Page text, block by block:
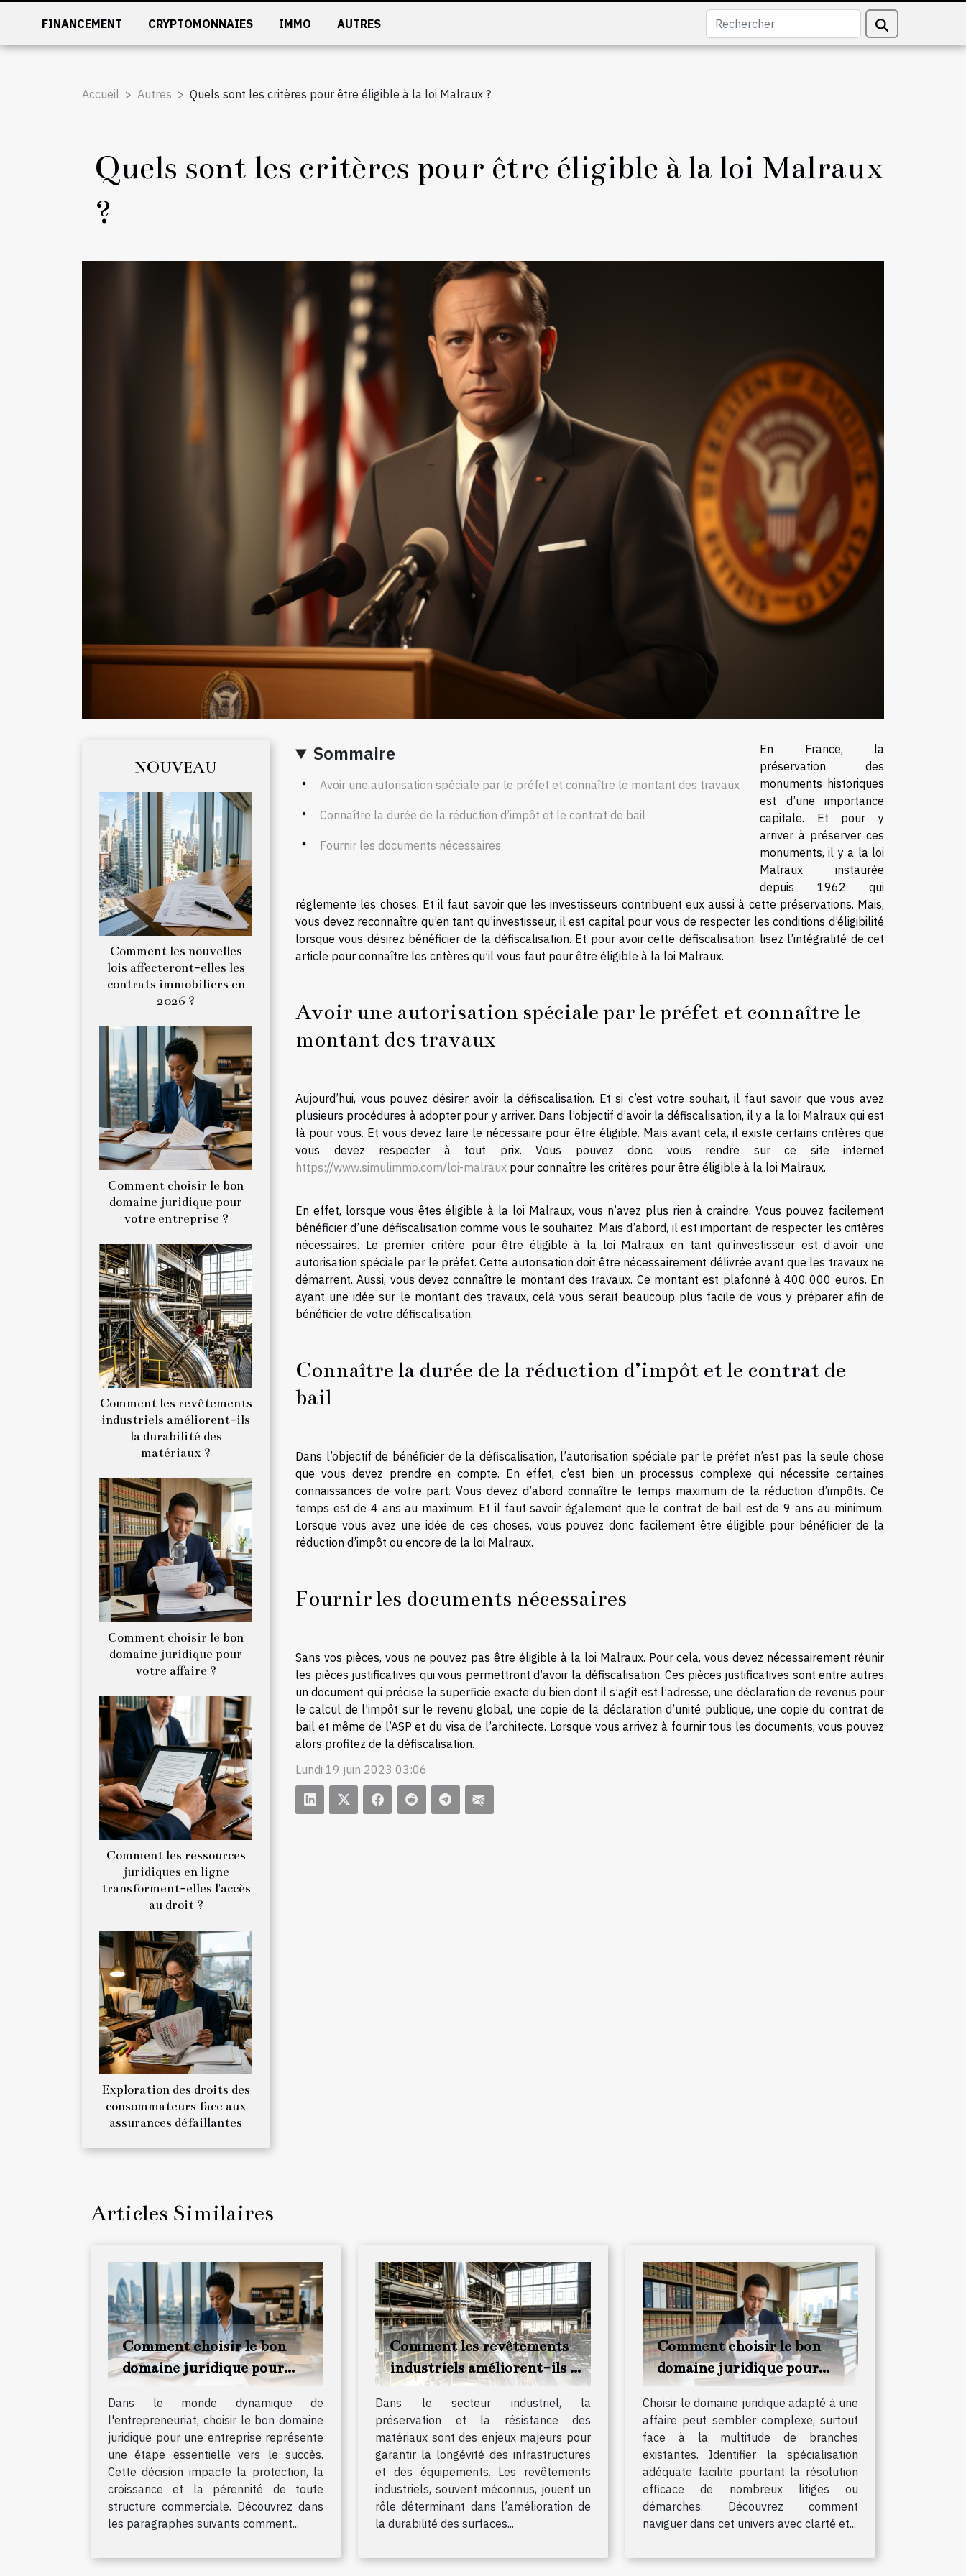
FINANCEMENT CRYPTOMONNAIES IMMO AUTRES
Accueil Autres Quels sont les critères pour être éligible à la loi Malraux ?
Quels sont les critères pour être éligible à la loi Malraux
?
NOUVEAU
Comment les nouvelles
lois affecteront-elles les
contrats immobiliers en
2026 ?
Comment choisir le bon
domaine juridique pour
votre entreprise ?
Comment les revêtements
industriels améliorent-ils
la durabilité des
matériaux ?
Comment choisir le bon
domaine juridique pour
votre affaire ?
Comment les ressources
juridiques en ligne
transforment-elles l'accès
au droit ?
Exploration des droits des
consommateurs face aux
assurances défaillantes
Sommaire
Avoir une autorisation spéciale par le préfet et connaître le montant des travaux
Connaître la durée de la réduction d’impôt et le contrat de bail
Fournir les documents nécessaires
En France, la
préservation des
monuments historiques
est d’une importance
capitale. Et pour y
arriver à préserver ces
monuments, il y a la loi
Malraux instaurée
depuis 1962 qui
réglemente les choses. Et il faut savoir que les investisseurs contribuent eux aussi à cette préservations. Mais,
vous devez reconnaître qu’en tant qu’investisseur, il est capital pour vous de respecter les conditions d’éligibilité
lorsque vous désirez bénéficier de la défiscalisation. Et pour avoir cette défiscalisation, lisez l’intégralité de cet
article pour connaître les critères qu’il vous faut pour être éligible à la loi Malraux.
Avoir une autorisation spéciale par le préfet et connaître le
montant des travaux
Aujourd’hui, vous pouvez désirer avoir la défiscalisation. Et si c’est votre souhait, il faut savoir que vous avez
plusieurs procédures à adopter pour y arriver. Dans l’objectif d’avoir la défiscalisation, il y a la loi Malraux qui est
là pour vous. Et vous devez faire le nécessaire pour être éligible. Mais avant cela, il existe certains critères que
vous devez respecter à tout prix. Vous pouvez donc vous rendre sur ce site internet
https://www.simulimmo.com/loi-malraux pour connaître les critères pour être éligible à la loi Malraux.
En effet, lorsque vous êtes éligible à la loi Malraux, vous n’avez plus rien à craindre. Vous pouvez facilement
bénéficier d’une défiscalisation comme vous le souhaitez. Mais d’abord, il est important de respecter les critères
nécessaires. Le premier critère pour être éligible à la loi Malraux en tant qu’investisseur est d’avoir une
autorisation spéciale par le préfet. Cette autorisation doit être nécessairement délivrée avant que les travaux ne
démarrent. Aussi, vous devez connaître le montant des travaux. Ce montant est plafonné à 400 000 euros. En
ayant une idée sur le montant des travaux, celà vous serait beaucoup plus facile de vous y préparer afin de
bénéficier de votre défiscalisation.
Connaître la durée de la réduction d’impôt et le contrat de
bail
Dans l’objectif de bénéficier de la défiscalisation, l’autorisation spéciale par le préfet n’est pas la seule chose
que vous devez prendre en compte. En effet, c’est bien un processus complexe qui nécessite certaines
connaissances de votre part. Vous devez d’abord connaître le temps maximum de la réduction d’impôts. Ce
temps est de 4 ans au maximum. Et il faut savoir également que le contrat de bail est de 9 ans au minimum.
Lorsque vous avez une idée de ces choses, vous pouvez donc facilement être éligible pour bénéficier de la
réduction d’impôt ou encore de la loi Malraux.
Fournir les documents nécessaires
Sans vos pièces, vous ne pouvez pas être éligible à la loi Malraux. Pour cela, vous devez nécessairement réunir
les pièces justificatives qui vous permettront d’avoir la défiscalisation. Ces pièces justificatives sont entre autres
un document qui précise la superficie exacte du bien dont il s’agit est l’adresse, une déclaration de revenus pour
le calcul de l’impôt sur le revenu global, une copie de la déclaration d’unité publique, une copie du contrat de
bail et même de l’ASP et du visa de l’architecte. Lorsque vous arrivez à fournir tous les documents, vous pouvez
alors profitez de la défiscalisation.
Lundi 19 juin 2023 03:06
Articles Similaires
Comment choisir le bon
domaine juridique pour
Dans le monde dynamique de
l'entrepreneuriat, choisir le bon domaine
juridique pour une entreprise représente
une étape essentielle vers le succès.
Cette décision impacte la protection, la
croissance et la pérennité de toute
structure commerciale. Découvrez dans
les paragraphes suivants comment...
Comment les revêtements
industriels améliorent-ils la
durabilité des matériaux ?
Dans le secteur industriel, la
préservation et la résistance des
matériaux sont des enjeux majeurs pour
garantir la longévité des infrastructures
et des équipements. Les revêtements
industriels, souvent méconnus, jouent un
rôle déterminant dans l’amélioration de
la durabilité des surfaces...
Comment choisir le bon
domaine juridique pour
votre affaire ?
Choisir le domaine juridique adapté à une
affaire peut sembler complexe, surtout
face à la multitude de branches
existantes. Identifier la spécialisation
adéquate facilite pourtant la résolution
efficace de nombreux litiges ou
démarches. Découvrez comment
naviguer dans cet univers avec clarté et...